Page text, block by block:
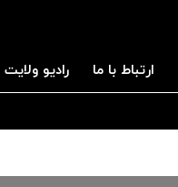
ارتباط با ما رادیو ولایت